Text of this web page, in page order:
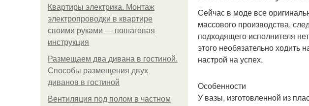
Квартиры электрика. Монтаж
электропроводки в квартире
своими руками — пошаговая
инструкция
Размещаем два дивана в гостиной.
Способы размещения двух
диванов в гостиной
Вентиляция под полом в частном
Изысканная ваза
Сейчас в моде все
массового производства,
подходящего исполнителя
этого необязательно ходить
настрой на успех.
Особенности
У вазы, изготовленной из